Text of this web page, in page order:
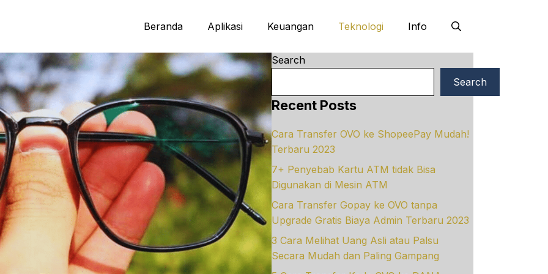
Beranda Aplikasi Keuangan Teknologi Info
Search
Search
Recent Posts
Cara Transfer OVO ke ShopeePay Mudah!
Terbaru 2023
7+ Penyebab Kartu ATM tidak Bisa
Digunakan di Mesin ATM
Cara Transfer Gopay ke OVO tanpa
Upgrade Gratis Biaya Admin Terbaru 2023
3 Cara Melihat Uang Asli atau Palsu
Secara Mudah dan Paling Gampang